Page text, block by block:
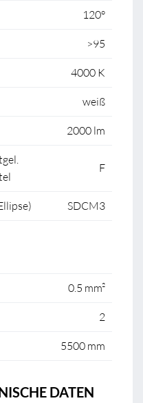
120°
>95
4000 K
weiß
2000 lm
F
SDCM3
0.5 mm²
2
5500 mm
DATEN